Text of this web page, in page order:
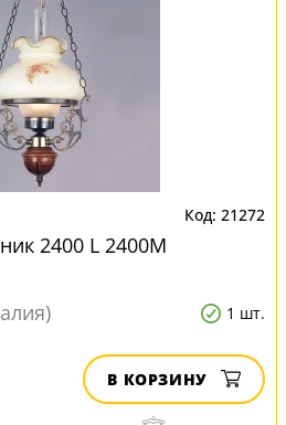
21272
2400 L 2400M
1 шт.
В КОРЗИНУ